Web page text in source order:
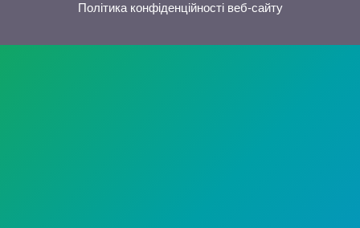
Політика конфіденційності веб-сайту